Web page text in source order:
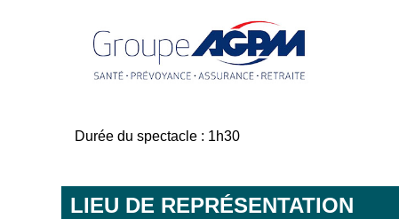
Durée du spectacle : 1h30
LIEU DE REPRÉSENTATION